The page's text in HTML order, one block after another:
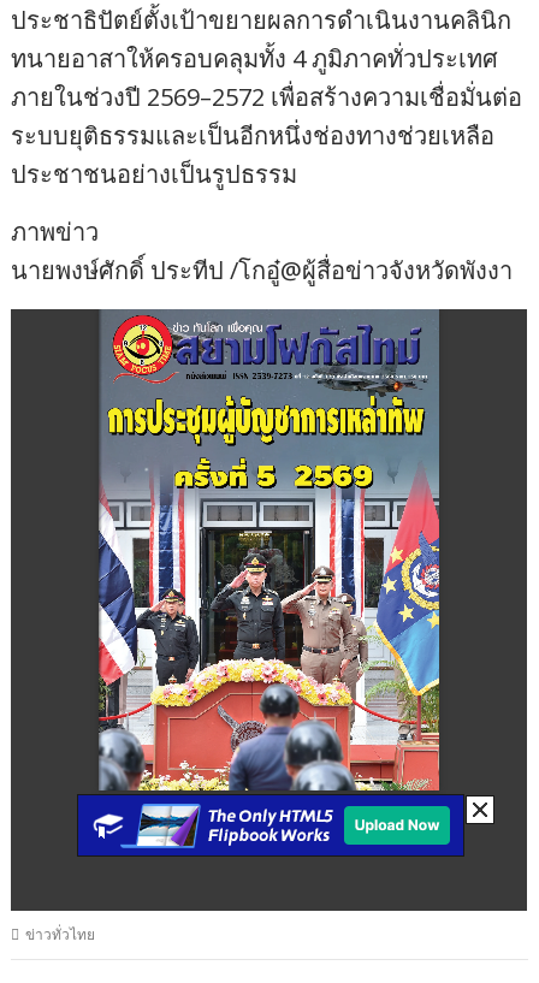
ประชาธิปัตย์ตั้งเป้าขยายผลการดำเนินงานคลินิก
ทนายอาสาให้ครอบคลุมทั้ง 4 ภูมิภาคทั่วประเทศ
ภายในช่วงปี 2569–2572 เพื่อสร้างความเชื่อมั่นต่อ
ระบบยุติธรรมและเป็นอีกหนึ่งช่องทางช่วยเหลือ
ประชาชนอย่างเป็นรูปธรรม
ภาพข่าว
นายพงษ์ศักดิ์ ประทีป /โกอู๋@ผู้สื่อข่าวจังหวัดพังงา
ข่าวทั่วไทย